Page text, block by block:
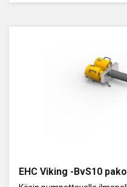
EHC Viking -BvS10